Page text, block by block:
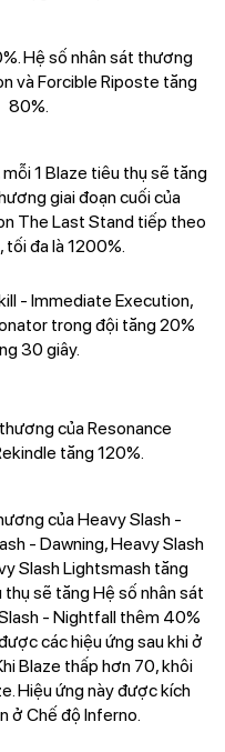
Hệ số nhân sát thương
và Forcible Riposte tăng
80%.
1 Blaze tiêu thụ sẽ tăng
giai đoạn cuối của
The Last Stand tiếp theo
tối đa là 1200%.
- Immediate Execution,
trong đội tăng 20%
30 giây.
của Resonance
tăng 120%.
của Heavy Slash -
- Dawning, Heavy Slash
Slash Lightsmash tăng
sẽ tăng Hệ số nhân sát
- Nightfall thêm 40%
các hiệu ứng sau khi ở
Blaze thấp hơn 70, khôi
Hiệu ứng này được kích
ở Chế độ Inferno.